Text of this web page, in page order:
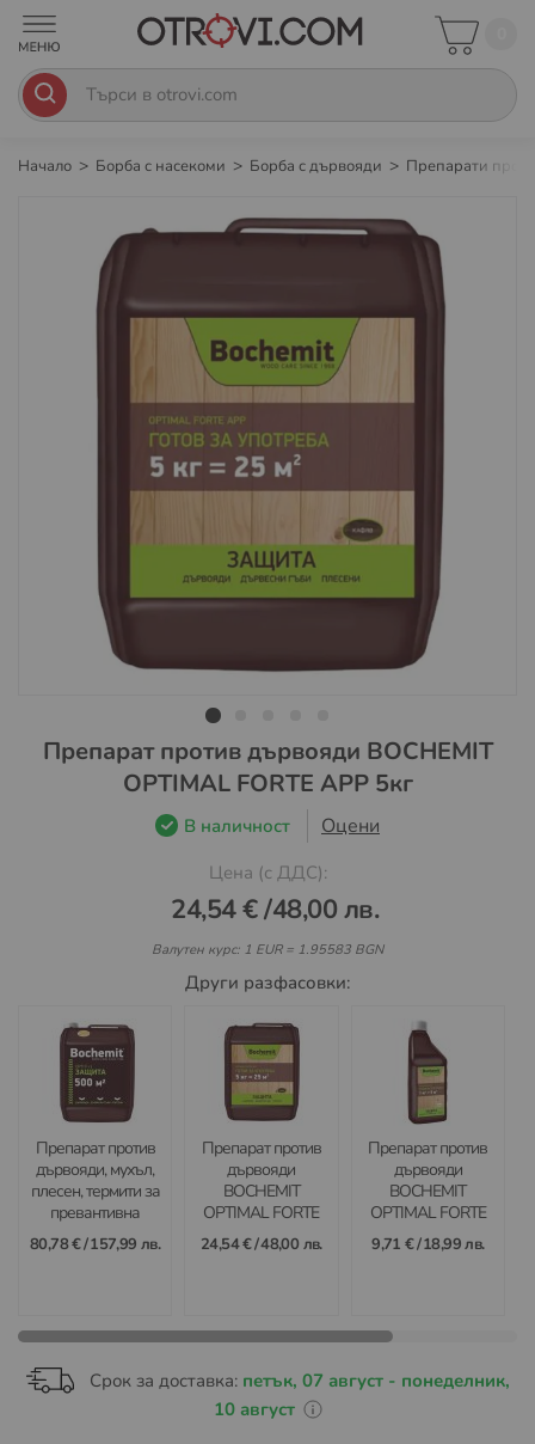
Начало Борба с насекоми Борба с дървояди Препарати
галерията
Преминете
Препарат против дървояди BOCHEMIT
OPTIMAL FORTE APP 5кг
В наличност Оцени
Цена (с ДДС):
24,54 €/48,00 лв.
Валутен курс: 1 EUR = 1.95583 BGN
Други разфасовки:
Препарат против
дървояди, мухъл,
плесен, термити за
превантивна
защита на дърво
BOCHEMIT OPTI
80,78 €/157,99 лв.
Препарат против
дървояди
BOCHEMIT
OPTIMAL FORTE
APP 5кг
24,54 €/48,00 лв.
Препарат против
дървояди
BOCHEMIT
OPTIMAL FORTE
APP 1кг
9,71 €/18,99 лв.
Срок за доставка: петък, 07 август - понеделник,
10 август